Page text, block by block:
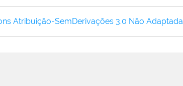
Atribuição-SemDerivações 3.0 Não Adaptada